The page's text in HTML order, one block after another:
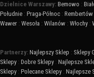
Dzielnice Warszawy: Bemowo :
Południe : Praga-Północ : Rembertów
Wawer : Wesoła : Wilanów : Włochy :
Partnerzy: Najlepszy Sklep : Sklepy
Sklepy : Dobre Sklepy : Najlepsze
Sklepy : Polecane Sklepy : Najlepsze